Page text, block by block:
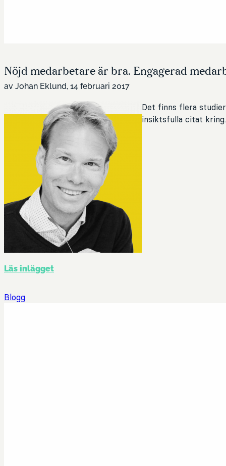
Nöjd medarbetare är bra. Engagerad
av Johan Eklund, 14 februari 2017
Det finns flera
insiktsfulla citat
Läs inlägget
Blogg